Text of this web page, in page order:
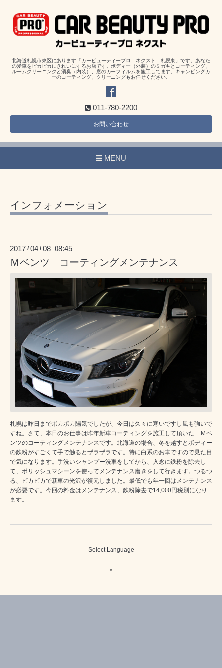
北海道札幌市東区にあります「カービューティープロ ネクスト 札幌東」です。あなた
の愛車をピカピカにきれいにするお店です。ボディー（外装）のミガキとコーティング、
ルームクリーニングと消臭（内装）、窓のカーフィルムを施工してます。キャンピングカ
ーのコーティング、クリーニングもお任せください。
011-780-2200
お問い合わせ
MENU
インフォメーション
2017 /04 /08 08:45
Ｍベンツ コーティングメンテナンス
札幌は昨日までポカポカ陽気でしたが、今日は久々に寒いですし風も強いで
すね。さて、本日のお仕事は昨年新車コーティングを施工して頂いた Ｍベ
ンツのコーティングメンテナンスです。北海道の場合、冬を越すとボディー
の鉄粉がすごくて手で触るとザラザラです。特に白系のお車ですので見た目
で気になります。手洗いシャンプー洗車をしてから、入念に鉄粉を除去し
て、ポリッシュマシーンを使ってメンテナンス磨きをして行きます。つるつ
る、ピカピカで新車の光沢が復元しました。最低でも年一回はメンテナンス
が必要です。今回の料金はメンテナンス、鉄粉除去で14,000円税別になり
ます。
Select Language
▼